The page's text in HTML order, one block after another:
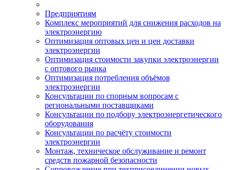
Предприятиям
Комплекс мероприятий для снижения расходов на
электроэнергию
Оптимизация оптовых цен и цен доставки
электроэнергии
Оптимизация стоимости закупки электроэнергии
с оптового рынка
Оптимизация потребления объёмов
электроэнергии
Консультации по спорным вопросам с
региональными поставщиками
Консультации по подбору электроэнергетического
оборудования
Консультации по расчёту стоимости
электроэнергии
Монтаж, техническое обслуживание и ремонт
средств пожарной безопасности